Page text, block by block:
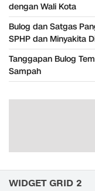
dengan Wali Kota
Bulog dan Satgas
SPHP dan Minyakita
Tanggapan Bulog
Sampah
WIDGET GRID 2